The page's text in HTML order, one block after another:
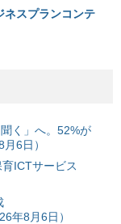
スプランコンテ
く」へ。52%が
6日）
ICTサービス
年8月6日）